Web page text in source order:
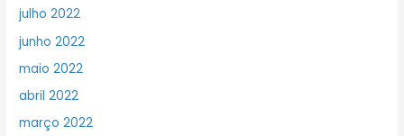
julho 2022
junho 2022
maio 2022
abril 2022
março 2022